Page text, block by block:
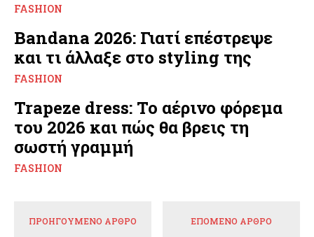
FASHION
Bandana 2026: Γιατί επέστρεψε
και τι άλλαξε στο styling της
FASHION
Trapeze dress: Το αέρινο φόρεμα
του 2026 και πώς θα βρεις τη
σωστή γραμμή
FASHION
ΠΡΟΗΓΟΎΜΕΝΟ ΆΡΘΡΟ ΕΠΌΜΕΝΟ ΆΡΘΡΟ